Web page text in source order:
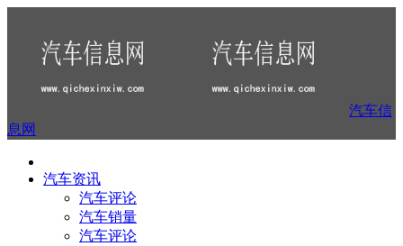
汽车信
息网
汽车资讯
汽车评论
汽车销量
汽车评论